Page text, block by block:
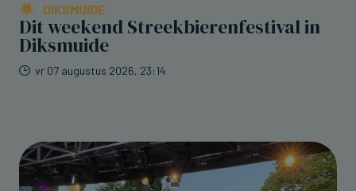
DIKSMUIDE
Dit weekend Streekbierenfestival in
Diksmuide
vr 07 augustus 2026, 23:14